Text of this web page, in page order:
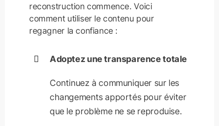
reconstruction commence. Voici
comment utiliser le contenu pour
regagner la confiance :
Adoptez une transparence totale
Continuez à communiquer sur les
changements apportés pour éviter
que le problème ne se reproduise.